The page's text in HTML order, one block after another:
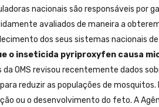
nacionais são responsáveis por
avaliados de maneira a
dos seus sistemas nacionais
o inseticida pyriproxyfen causa
OMS revisou recentemente dados
reduzir as populações de
ou o desenvolvimento do feto. A